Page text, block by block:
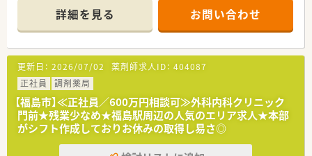
様対応も積極的に行っております。
■お客様へ気軽に立ち寄って頂ける薬局を目指しております！
《こんな方へおススメ》
■調剤業務以外にもOTC販売へ積極的に関わっていきたい方
■現職では管理薬剤師への挑戦は難しく、転職を機にチャレンジ
してみたい方
■年間休日120日！ワークライフバランスを大切にしたい方
《こんな企業です》
■創業60年以上の歴史を持つ福島県福島市本社のドラッグスト
アチェーンです。福島県北部を中心に15店舗展開中でエリア拡
詳細を見る お問い合わせ
更新日： 2026/07/02 薬剤師求人ID： 404087
正社員
調剤薬局
【福島市】≪正社員／600万円相談可≫外科内科クリニック
門前★残業少なめ★福島駅周辺の人気のエリア求人★本部
がシフト作成しておりお休みの取得し易さ◎